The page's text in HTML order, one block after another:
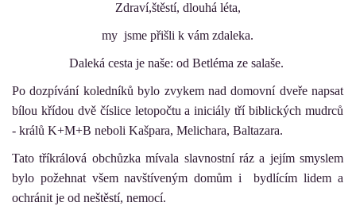
Zdraví,štěstí, dlouhá léta,
my jsme přišli k vám zdaleka.
Daleká cesta je naše: od Betléma ze salaše.
Po dozpívání koledníků bylo zvykem nad domovní dveře napsat
bílou křídou dvě číslice letopočtu a iniciály tří biblických mudrců
- králů K+M+B neboli Kašpara, Melichara, Baltazara.
Tato tříkrálová obchůzka mívala slavnostní ráz a jejím smyslem
bylo požehnat všem navštíveným domům i bydlícím lidem a
ochránit je od neštěstí, nemocí.